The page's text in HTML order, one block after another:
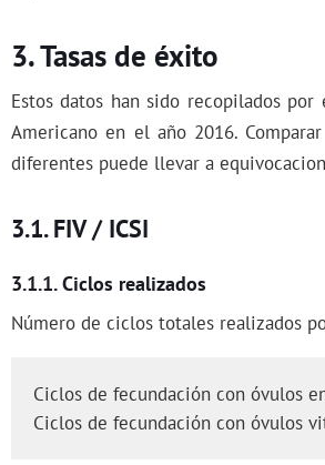
Tasas de éxito
Estos datos han sido recopilados por
Americano en el año 2016.
diferentes puede llevar a
FIV / ICSI
Ciclos realizados
Número de ciclos totales realizados
Ciclos de fecundación con óvulos
Ciclos de fecundación con óvulos